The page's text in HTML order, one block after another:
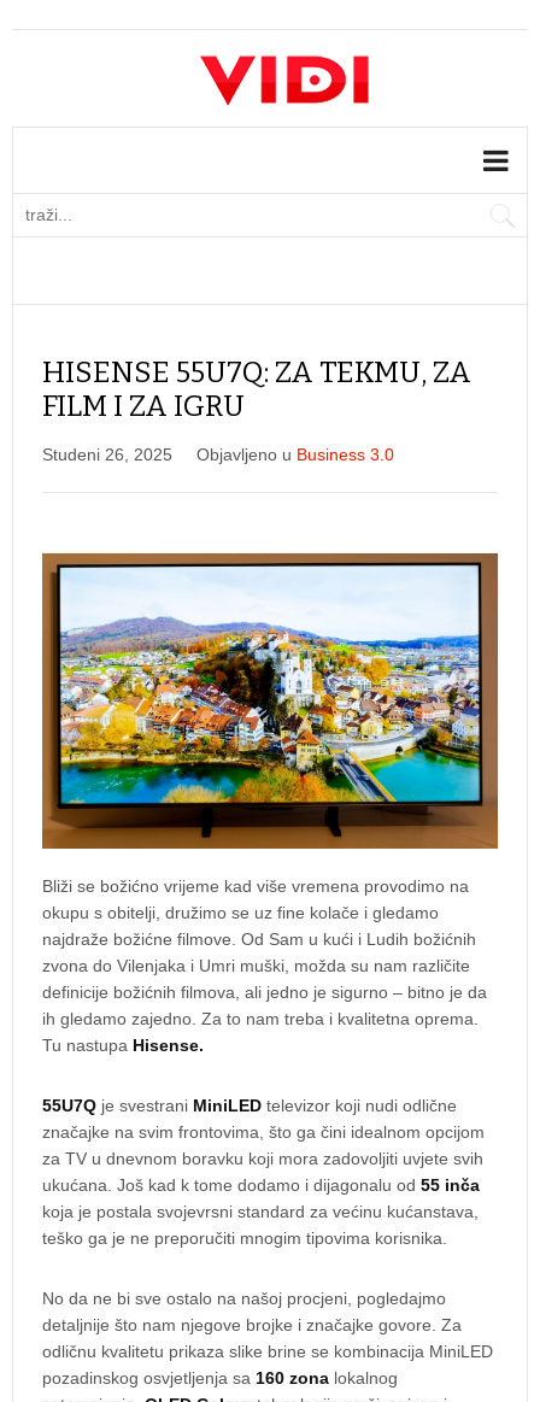
HISENSE 55U7Q: ZA TEKMU, ZA
FILM I ZA IGRU
Studeni 26, 2025 Objavljeno u Business 3.0
Bliži se božićno vrijeme kad više vremena provodimo na
okupu s obitelji, družimo se uz fine kolače i gledamo
najdraže božićne filmove. Od Sam u kući i Ludih božićnih
zvona do Vilenjaka i Umri muški, možda su nam različite
definicije božićnih filmova, ali jedno je sigurno – bitno je da
ih gledamo zajedno. Za to nam treba i kvalitetna oprema.
Tu nastupa Hisense.
55U7Q je svestrani MiniLED televizor koji nudi odlične
značajke na svim frontovima, što ga čini idealnom opcijom
za TV u dnevnom boravku koji mora zadovoljiti uvjete svih
ukućana. Još kad k tome dodamo i dijagonalu od 55 inča
koja je postala svojevrsni standard za većinu kućanstava,
teško ga je ne preporučiti mnogim tipovima korisnika.
No da ne bi sve ostalo na našoj procjeni, pogledajmo
detaljnije što nam njegove brojke i značajke govore. Za
odličnu kvalitetu prikaza slike brine se kombinacija MiniLED
pozadinskog osvjetljenja sa 160 zona lokalnog